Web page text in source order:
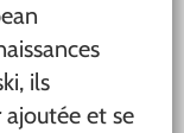
ils
et se